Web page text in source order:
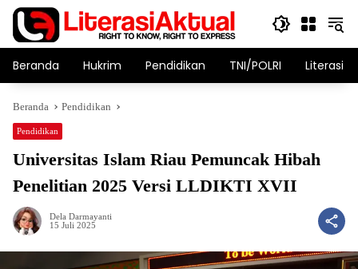
Langsung
konten
Beranda Hukrim Pendidikan TNI/POLRI Literasi
Beranda Pendidikan
Pendidikan
Universitas Islam Riau Pemuncak Hibah
Penelitian 2025 Versi LLDIKTI XVII
Dela Darmayanti
15 Juli 2025